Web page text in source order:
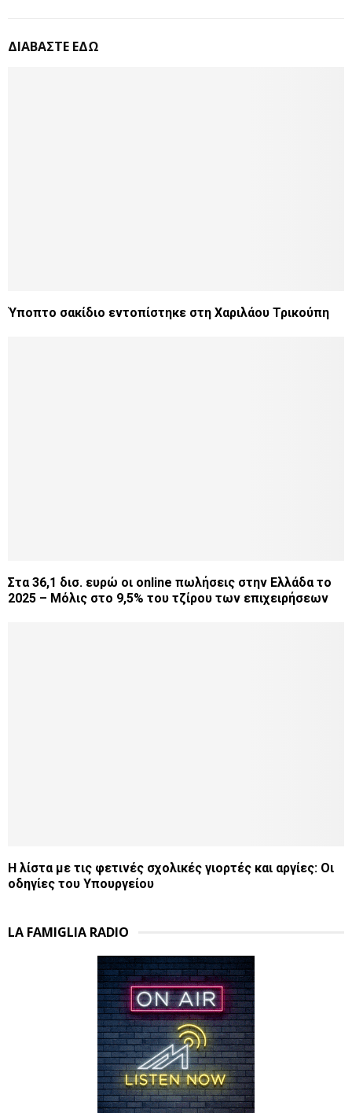
ΔΙΑΒΑΣΤΕ ΕΔΩ
Ύποπτο σακίδιο εντοπίστηκε στη Χαριλάου Τρικούπη
Στα 36,1 δισ. ευρώ οι online πωλήσεις στην Ελλάδα το
2025 – Μόλις στο 9,5% του τζίρου των επιχειρήσεων
Η λίστα με τις φετινές σχολικές γιορτές και αργίες: Οι
οδηγίες του Υπουργείου
LA FAMIGLIA RADIO